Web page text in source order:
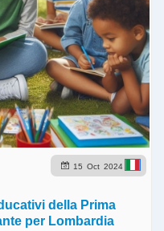
15 Oct 2024
della Prima
per Lombardia